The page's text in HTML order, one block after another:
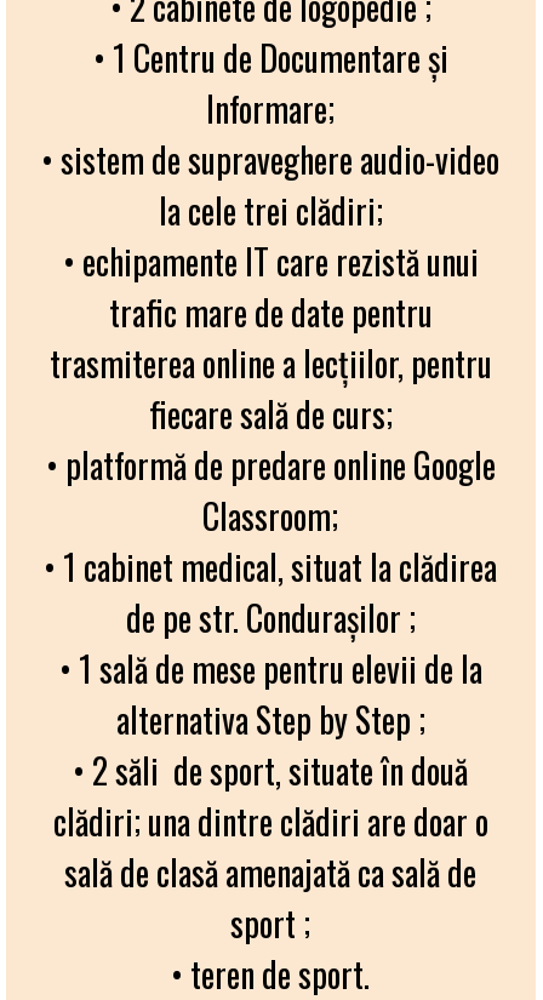
• 1 Centru de Documentare şi
Informare;
• sistem de supraveghere audio-video
la cele trei clădiri;
• echipamente IT care rezistă unui
trafic mare de date pentru
trasmiterea online a lecțiilor, pentru
fiecare sală de curs;
• platformă de predare online Google
Classroom;
• 1 cabinet medical, situat la clădirea
de pe str. Condurașilor ;
• 1 sală de mese pentru elevii de la
alternativa Step by Step ;
• 2 săli de sport, situate în două
clădiri; una dintre clădiri are doar o
sală de clasă amenajată ca sală de
sport ;
• teren de sport.